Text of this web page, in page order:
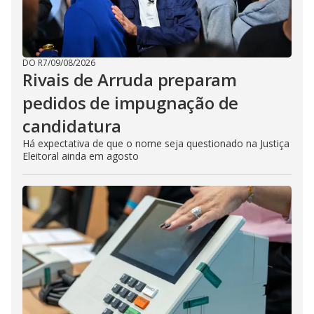
DO R7/09/08/2026
Rivais de Arruda preparam
pedidos de impugnação de
candidatura
Há expectativa de que o nome seja questionado na Justiça
Eleitoral ainda em agosto